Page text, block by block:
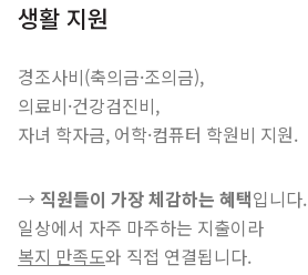
생활 지원
경조사비(축의금·조의금),
의료비·건강검진비,
자녀 학자금, 어학·컴퓨터 학원비 지원.
→ 직원들이 가장 체감하는 혜택입니다.
일상에서 자주 마주하는 지출이라
복지 만족도와 직접 연결됩니다.